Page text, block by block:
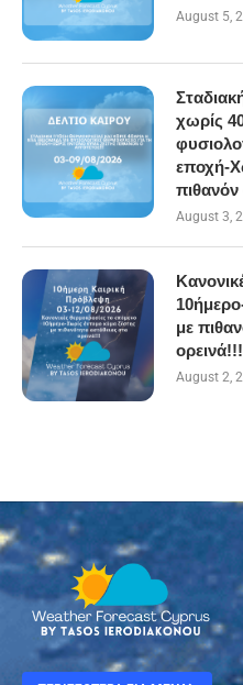
August 5,
χωρίς
εποχή-
August 3,
με
ορεινά!!!
August 2,